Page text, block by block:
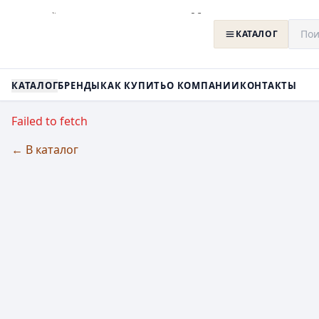
КАТАЛОГ
КАТАЛОГБРЕНДЫКАК КУПИТЬО КОМПАНИИКОНТАКТЫ
Failed to fetch
← В каталог